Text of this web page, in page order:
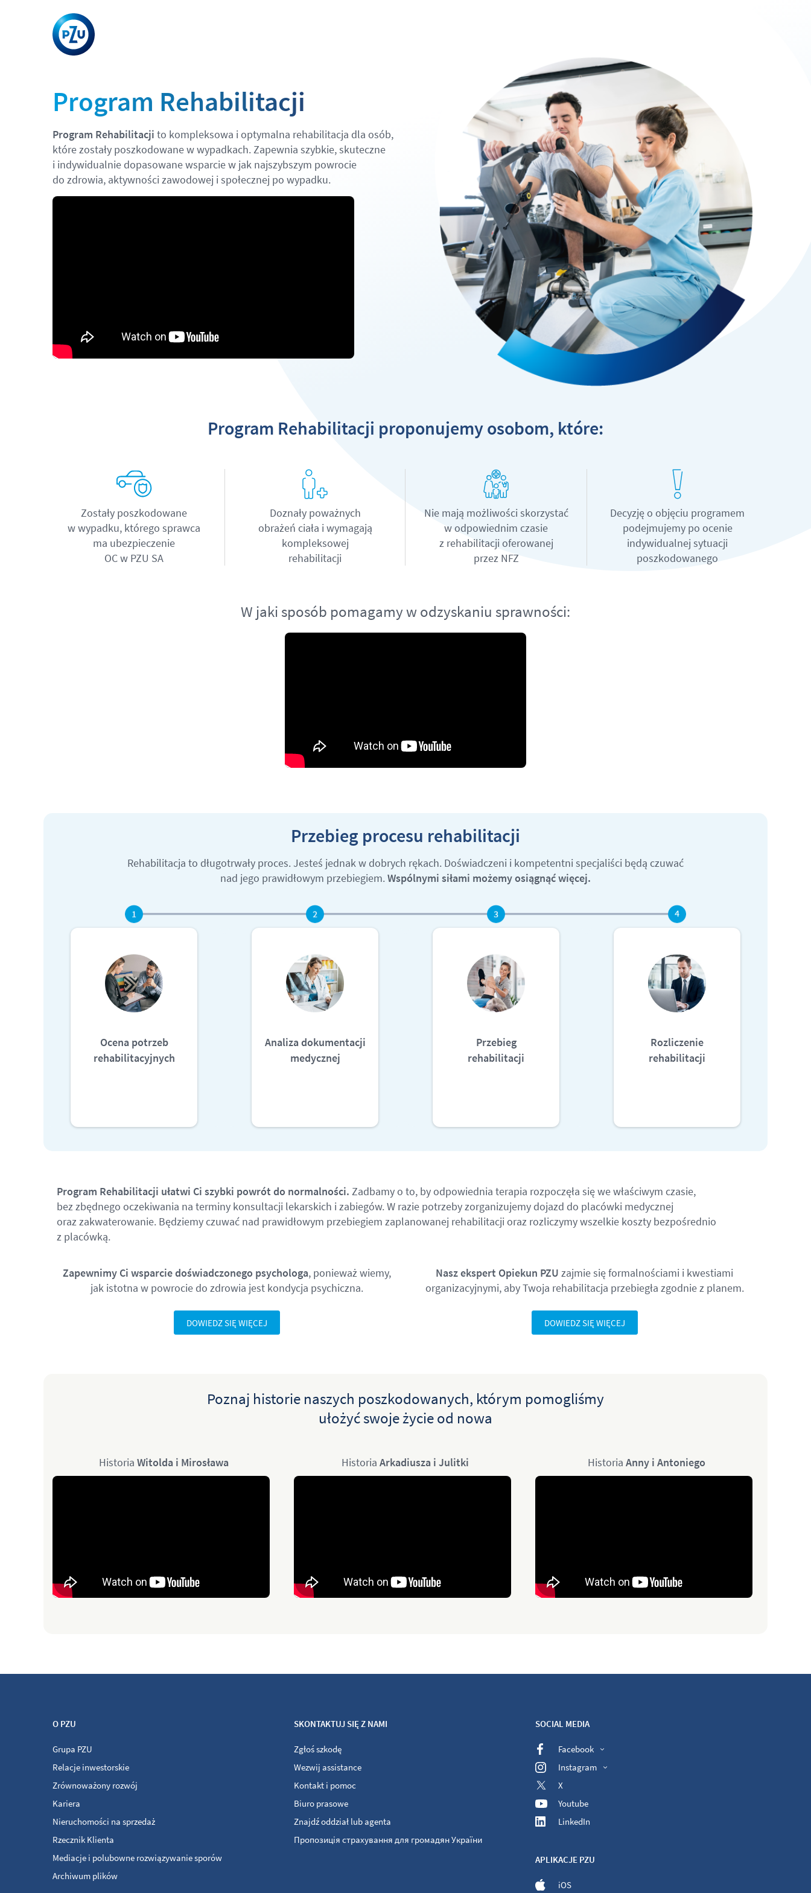
Program Rehabilitacji
Program Rehabilitacji to kompleksowa i optymalna rehabilitacja dla osób,
które zostały poszkodowane w wypadkach. Zapewnia szybkie, skuteczne
i indywidualnie dopasowane wsparcie w jak najszybszym powrocie
do zdrowia, aktywności zawodowej i społecznej po wypadku.
Program Rehabilitacji proponujemy osobom, które:
Zostały poszkodowane
w wypadku, którego sprawca
ma ubezpieczenie
OC w PZU SA
Doznały poważnych
obrażeń ciała i wymagają
kompleksowej
rehabilitacji
Nie mają możliwości skorzystać
w odpowiednim czasie
z rehabilitacji oferowanej
przez NFZ
Decyzję o objęciu programem
podejmujemy po ocenie
indywidualnej sytuacji
poszkodowanego
W jaki sposób pomagamy w odzyskaniu sprawności:
Przebieg procesu rehabilitacji
Rehabilitacja to długotrwały proces. Jesteś jednak w dobrych rękach. Doświadczeni i kompetentni specjaliści będą czuwać
nad jego prawidłowym przebiegiem. Wspólnymi siłami możemy osiągnąć więcej.
Ocena potrzeb
rehabilitacyjnych
Analiza dokumentacji
medycznej
Przebieg
rehabilitacji
Rozliczenie
rehabilitacji
Program Rehabilitacji ułatwi Ci szybki powrót do normalności. Zadbamy o to, by odpowiednia terapia rozpoczęła się we właściwym czasie,
bez zbędnego oczekiwania na terminy konsultacji lekarskich i zabiegów. W razie potrzeby zorganizujemy dojazd do placówki medycznej
oraz zakwaterowanie. Będziemy czuwać nad prawidłowym przebiegiem zaplanowanej rehabilitacji oraz rozliczymy wszelkie koszty bezpośrednio
z placówką.
Zapewnimy Ci wsparcie doświadczonego psychologa, ponieważ wiemy,
jak istotna w powrocie do zdrowia jest kondycja psychiczna.
DOWIEDZ SIĘ WIĘCEJ
Nasz ekspert Opiekun PZU zajmie się formalnościami i kwestiami
organizacyjnymi, aby Twoja rehabilitacja przebiegła zgodnie z planem.
DOWIEDZ SIĘ WIĘCEJ
Poznaj historie naszych poszkodowanych, którym pomogliśmy
ułożyć swoje życie od nowa
HistoriaWitolda i Mirosława HistoriaArkadiusza i Julitki HistoriaAnny i Antoniego
O PZU
Grupa PZU
Relacje inwestorskie
Zrównoważony rozwój
Kariera
Nieruchomości na sprzedaż
Rzecznik Klienta
Mediacje i polubowne rozwiązywanie sporów
Archiwum plików
SKONTAKTUJ SIĘ Z NAMI
Zgłoś szkodę
Wezwij assistance
Kontakt i pomoc
Biuro prasowe
Znajdź oddział lub agenta
Пропозиція страхування для громадян України
SOCIAL MEDIA
Facebook
Instagram
X
Youtube
LinkedIn
APLIKACJE PZU
iOS